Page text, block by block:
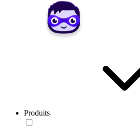
Produits